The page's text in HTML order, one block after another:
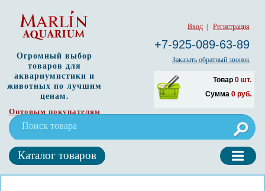
Вход Регистрация
+7-925-089-63-89
Заказать обратный звонок
Товар 0 шт.
Сумма 0 руб.
Огромный выбор
товаров для
аквариумистики и
животных по лучшим
ценам.
Оптовым покупателям
Каталог товаров